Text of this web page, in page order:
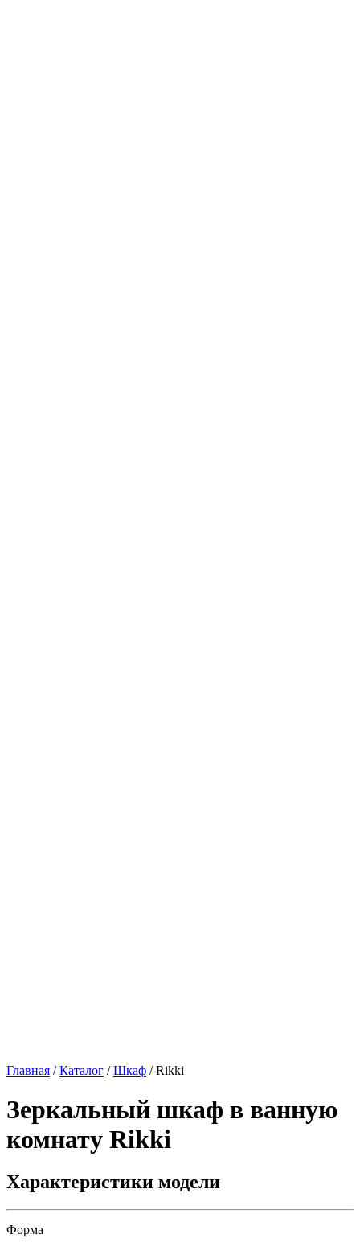
Главная /Каталог /Шкаф /Rikki
Зеркальный шкаф в ванную
комнату Rikki
Характеристики модели
Форма